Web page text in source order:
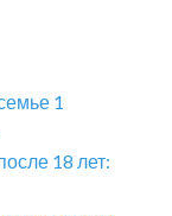
1
18 лет: